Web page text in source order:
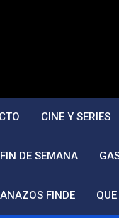
CINE Y SERIES
FIN DE SEMANA
FINDE